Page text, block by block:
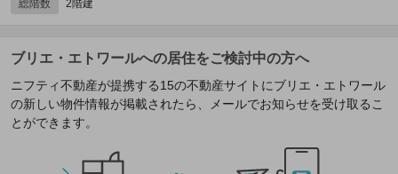
総階数 2階建
ブリエ・エトワールへの居住をご検討中の方へ
ニフティ不動産が提携する15の不動産サイトにブリエ・エトワール
の新しい物件情報が掲載されたら、メールでお知らせを受け取るこ
とができます。